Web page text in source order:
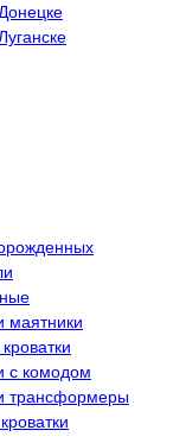
маятники
с комодом
трансформеры